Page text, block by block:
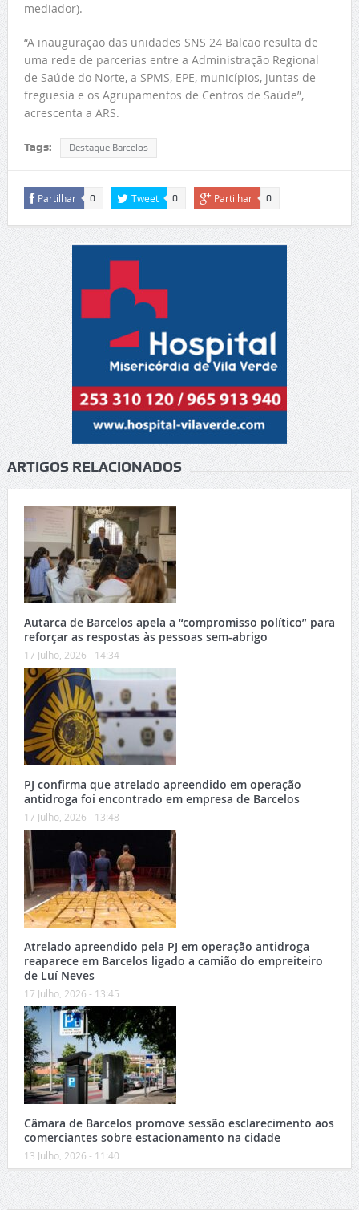
mediador).
“A inauguração das unidades SNS 24 Balcão resulta de
uma rede de parcerias entre a Administração Regional
de Saúde do Norte, a SPMS, EPE, municípios, juntas de
freguesia e os Agrupamentos de Centros de Saúde”,
acrescenta a ARS.
Tags: Destaque Barcelos
Partilhar 0 Tweet 0 Partilhar 0
ARTIGOS RELACIONADOS
Autarca de Barcelos apela a “compromisso político” para
reforçar as respostas às pessoas sem-abrigo
17 Julho, 2026 - 14:34
PJ confirma que atrelado apreendido em operação
antidroga foi encontrado em empresa de Barcelos
17 Julho, 2026 - 13:48
Atrelado apreendido pela PJ em operação antidroga
reaparece em Barcelos ligado a camião do empreiteiro
de Luí Neves
17 Julho, 2026 - 13:45
Câmara de Barcelos promove sessão esclarecimento aos
comerciantes sobre estacionamento na cidade
13 Julho, 2026 - 11:40